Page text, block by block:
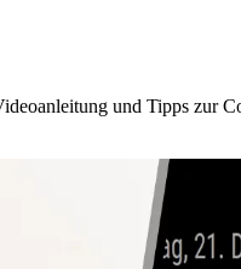
und Tipps zur